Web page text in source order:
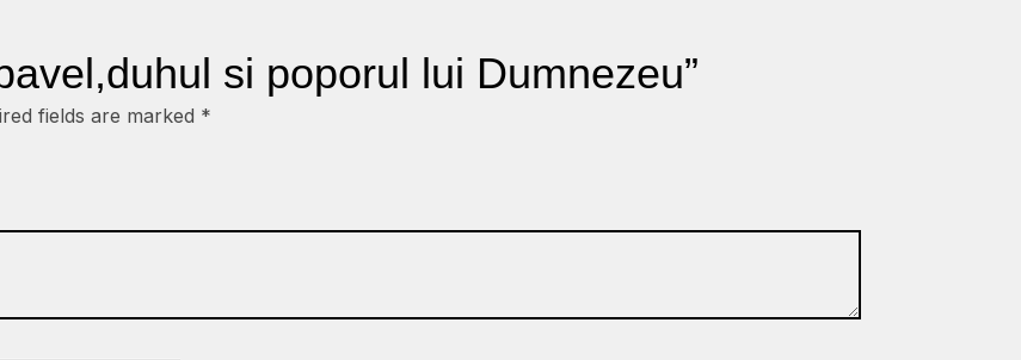
si poporul lui Dumnezeu”
fields are marked *